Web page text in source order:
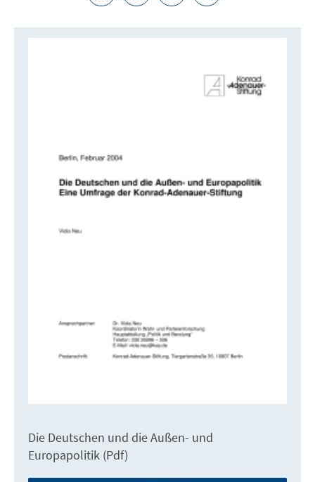
Die Deutschen und die Außen- und
Europapolitik (Pdf)